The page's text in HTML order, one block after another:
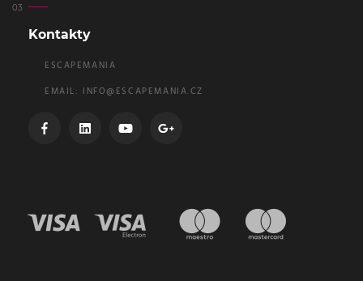
Kontakty
ESCAPEMANIA
EMAIL: INFO@ESCAPEMANIA.CZ